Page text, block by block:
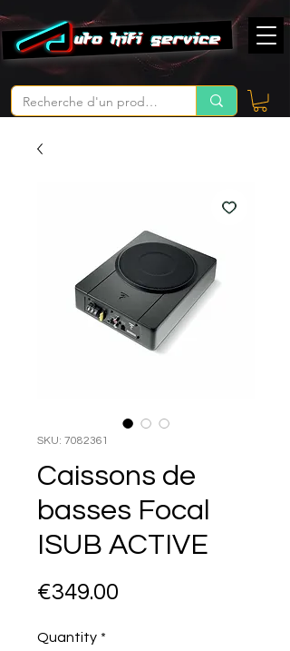
SKU: 7082361
Caissons de
basses Focal
ISUB ACTIVE
€349.00
Quantity *